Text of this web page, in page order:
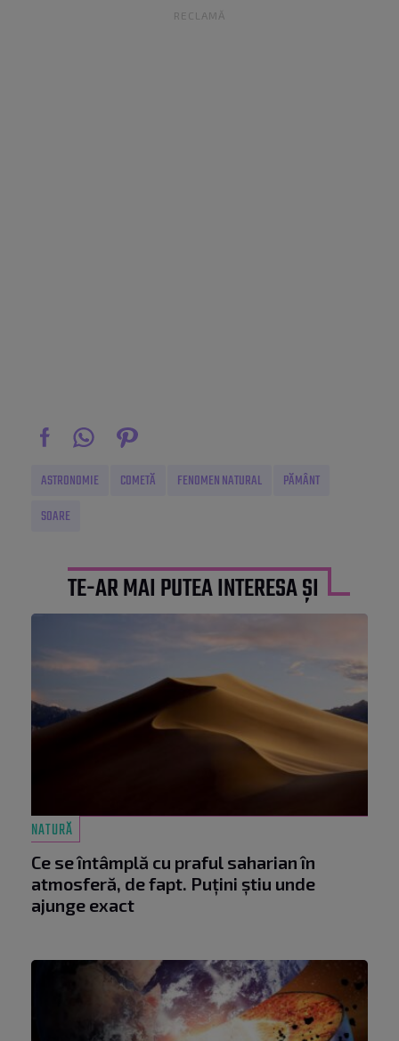
RECLAMĂ
ASTRONOMIE COMETĂ FENOMEN NATURAL
PĂMÂNT
SOARE
TE-AR MAI PUTEA INTERESA ȘI
NATURĂ
Ce se întâmplă cu praful saharian în
atmosferă, de fapt. Puțini știu unde
ajunge exact